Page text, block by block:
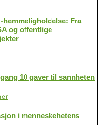
hemmeligholdelse: Fra
og offentlige
10 gaver til sannheten
i menneskehetens